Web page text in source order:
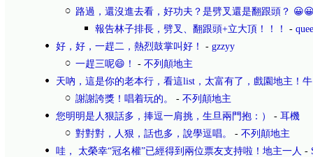
路過，還沒進去看，好功夫？是劈叉還是翻跟頭？
報告林子排長，劈叉、翻跟頭+立大頂！！！
-
好，好，一趕二，熱烈鼓掌叫好！
- gzzyy
一趕三呢😄！
- 不列顛地主
天吶，這是你的老本行，看這list，太富有了，戲園地主！牛
謝謝誇獎！唱着玩的。
- 不列顛地主
您明明是人狠話多，捧逗一肩挑，生旦兩門抱：）
- 耳機
對對對，人狠，話也多，說學逗唱。
- 不列顛地主
哇， 太榮幸“冠名權”已經得到兩位票友支持啦！地主一人 -